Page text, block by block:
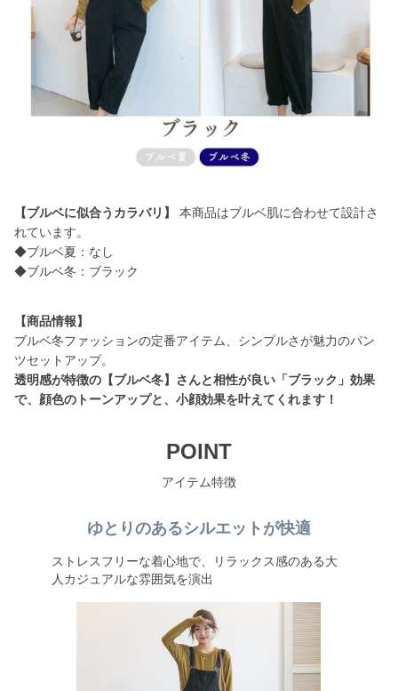
【ブルベに似合うカラバリ】
本商品はブルベ肌に合わせて設計さ
れています。
◆ブルベ夏：なし
◆ブルベ冬：ブラック
【商品情報】
ブルベ冬ファッションの定番アイテム、シンプルさが魅力のパン
透明感が特徴の【ブルベ冬】さんと相性が良い「ブラック」効果
で、顔色のトーンアップと、小顔効果を叶えてくれます！
POINT
アイテム特徴
ゆとりのあるシルエットが快適
ストレスフリーな着心地で、リラックス感のある大
人カジュアルな雰囲気を演出